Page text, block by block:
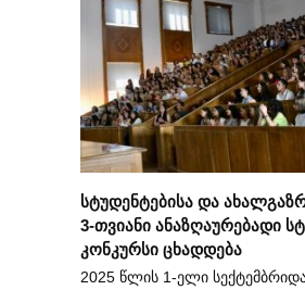
სტუდენტებისა და
3-თვიანი ანაზღაურებადი
კონკურსი ცხადდება
2025 წლის 1-ელი